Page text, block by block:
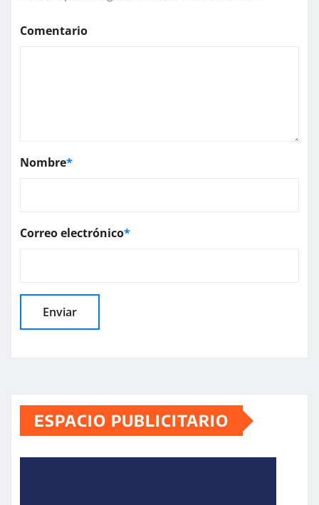
Comentario
Nombre*
Correo electrónico*
ESPACIO PUBLICITARIO